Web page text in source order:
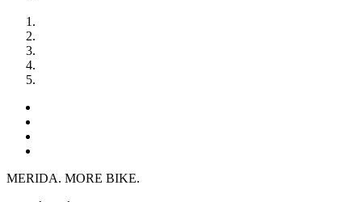
MERIDA. MORE BIKE.